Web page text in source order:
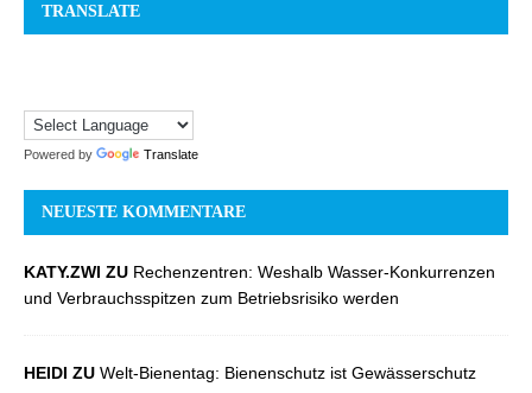
TRANSLATE
Powered by Translate
NEUESTE KOMMENTARE
KATY.ZWI ZU Rechenzentren: Weshalb Wasser-Konkurrenzen
und Verbrauchsspitzen zum Betriebsrisiko werden
HEIDI ZU Welt-Bienentag: Bienenschutz ist Gewässerschutz